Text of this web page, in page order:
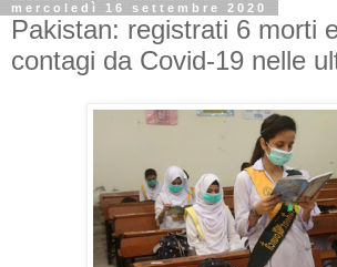
mercoledì 16 settembre 2020
Pakistan: registrati 6 morti
contagi da Covid-19 nelle